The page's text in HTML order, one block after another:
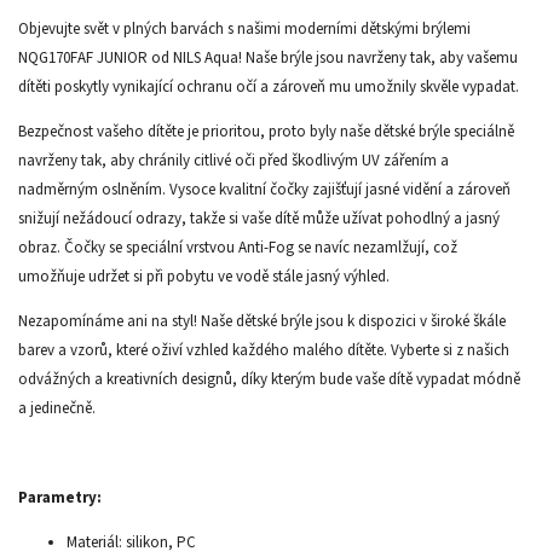
Objevujte svět v plných barvách s našimi moderními dětskými brýlemi
NQG170FAF JUNIOR od NILS Aqua! Naše brýle jsou navrženy tak, aby vašemu
dítěti poskytly vynikající ochranu očí a zároveň mu umožnily skvěle vypadat.
Bezpečnost vašeho dítěte je prioritou, proto byly naše dětské brýle speciálně
navrženy tak, aby chránily citlivé oči před škodlivým UV zářením a
nadměrným oslněním. Vysoce kvalitní čočky zajišťují jasné vidění a zároveň
snižují nežádoucí odrazy, takže si vaše dítě může užívat pohodlný a jasný
obraz. Čočky se speciální vrstvou Anti-Fog se navíc nezamlžují, což
umožňuje udržet si při pobytu ve vodě stále jasný výhled.
Nezapomínáme ani na styl! Naše dětské brýle jsou k dispozici v široké škále
barev a vzorů, které oživí vzhled každého malého dítěte. Vyberte si z našich
odvážných a kreativních designů, díky kterým bude vaše dítě vypadat módně
a jedinečně.
Parametry:
Materiál: silikon, PC